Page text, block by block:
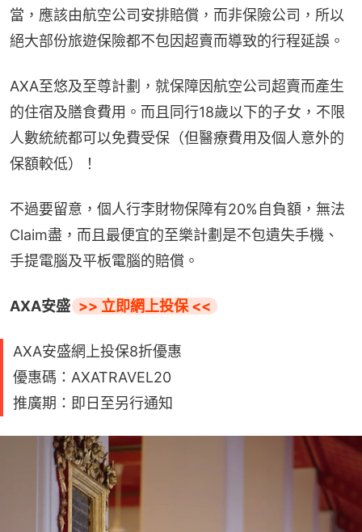
當，應該由航空公司安排賠償，而非保險公司，所以
絕大部份旅遊保險都不包因超賣而導致的行程延誤。
AXA至悠及至尊計劃，就保障因航空公司超賣而產生
的住宿及膳食費用。而且同行18歲以下的子女，不限
人數統統都可以免費受保（但醫療費用及個人意外的
保額較低）！
不過要留意，個人行李財物保障有20%自負額，無法
Claim盡，而且最便宜的至樂計劃是不包遺失手機、
手提電腦及平板電腦的賠償。
AXA安盛 >> 立即網上投保 <<
AXA安盛網上投保8折優惠
優惠碼：AXATRAVEL20
推廣期：即日至另行通知